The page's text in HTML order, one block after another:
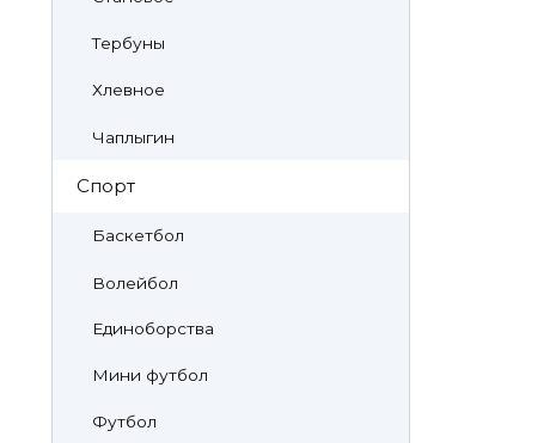
Тербуны
Хлевное
Чаплыгин
Спорт
Баскетбол
Волейбол
Единоборства
Мини футбол
Футбол